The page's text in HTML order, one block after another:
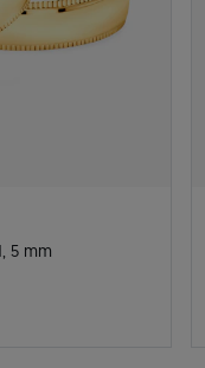
5 mm